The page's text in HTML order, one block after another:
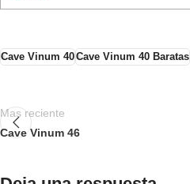
Cave Vinum 40Cave Vinum 40 Baratas
Mas reciente
Cave Vinum 46